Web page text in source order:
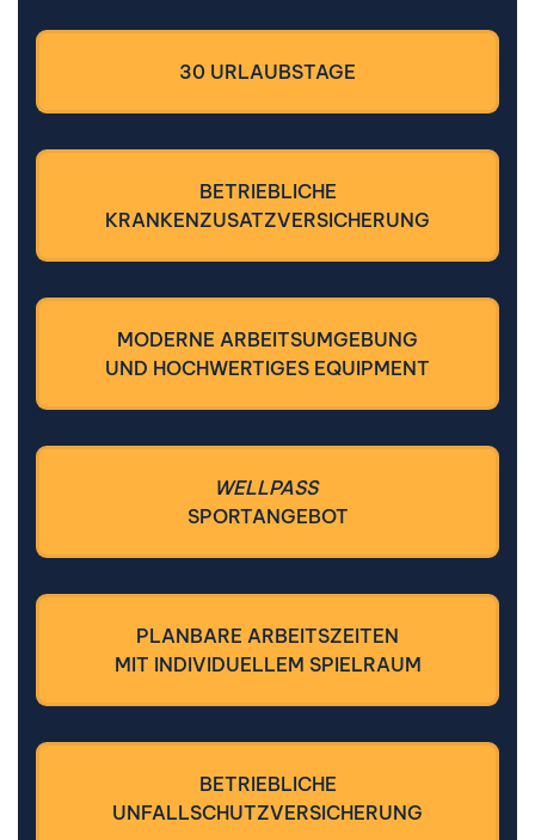
30 URLAUBSTAGE
BETRIEBLICHE
KRANKENZUSATZVERSICHERUNG
MODERNE ARBEITSUMGEBUNG
UND HOCHWERTIGES EQUIPMENT
WELLPASS
SPORTANGEBOT
PLANBARE ARBEITSZEITEN
MIT INDIVIDUELLEM SPIELRAUM
BETRIEBLICHE
UNFALLSCHUTZVERSICHERUNG